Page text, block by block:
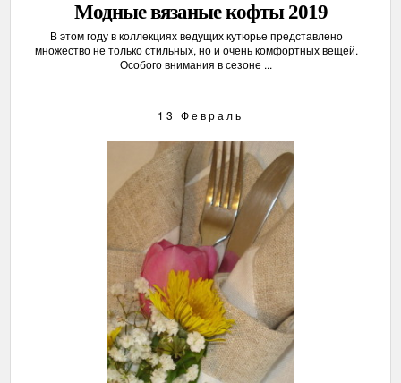
Модные вязаные кофты 2019
В этом году в коллекциях ведущих кутюрье представлено
множество не только стильных, но и очень комфортных вещей.
Особого внимания в сезоне ...
13 Февраль